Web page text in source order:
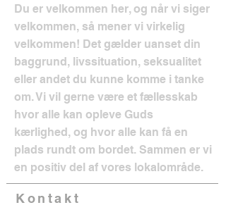
Du er velkommen her, og når vi siger
velkommen, så mener vi virkelig
velkommen! Det gælder uanset din
baggrund, livssituation, seksualitet
eller andet du kunne komme i tanke
om. Vi vil gerne være et fællesskab
hvor alle kan opleve Guds
kærlighed, og hvor alle kan få en
plads rundt om bordet. Sammen er vi
en positiv del af vores lokalområde.
Kontakt